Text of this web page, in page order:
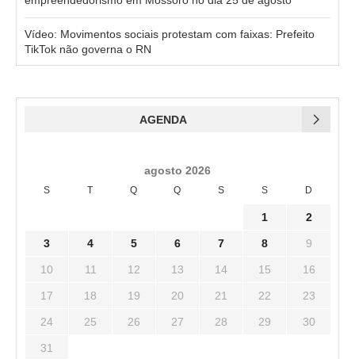
Vídeo: Movimentos sociais protestam com faixas: Prefeito
TikTok não governa o RN
AGENDA
agosto 2026
S T Q Q S S D
1 2
3 4 5 6 7 8 9
10 11 12 13 14 15 16
17 18 19 20 21 22 23
24 25 26 27 28 29 30
31